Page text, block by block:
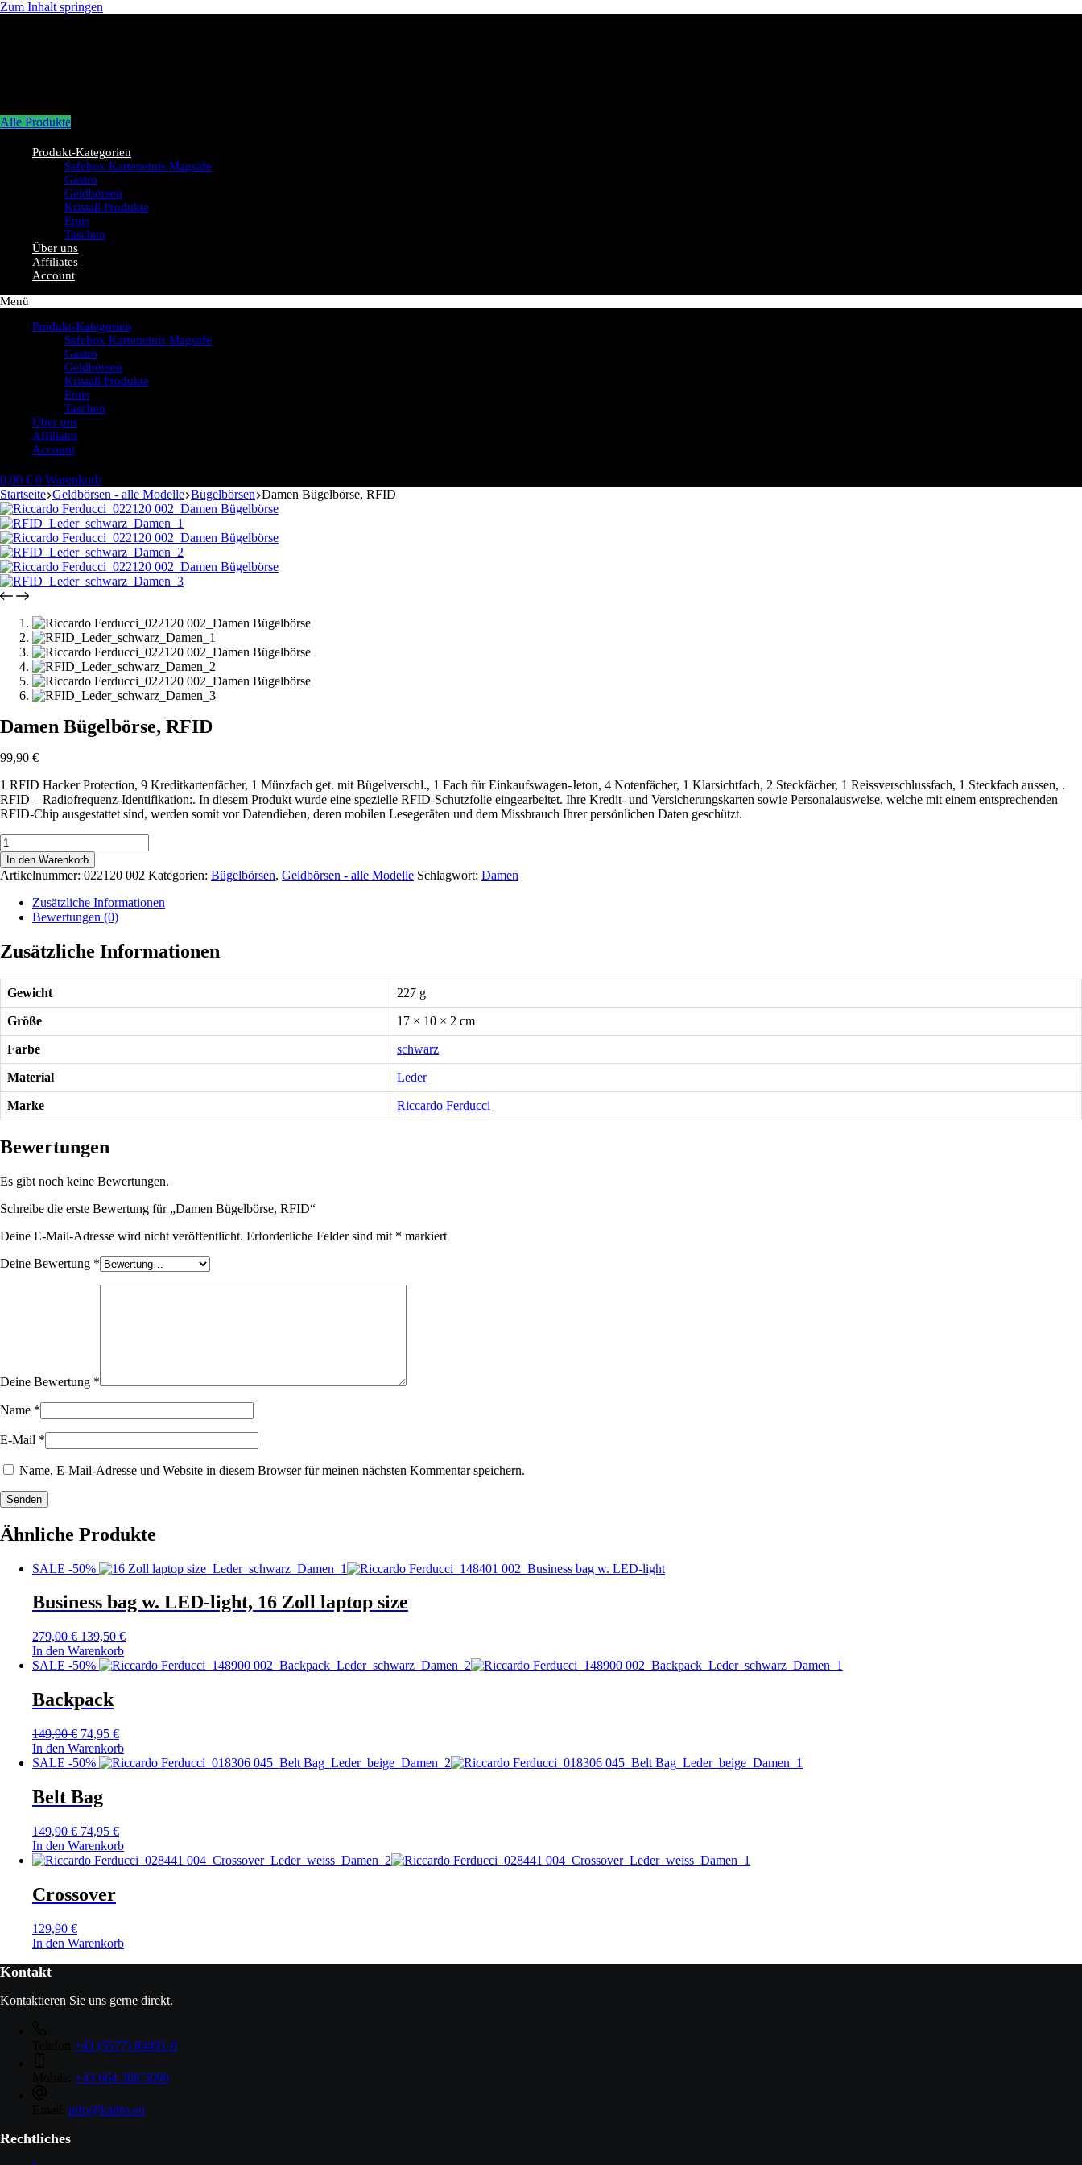
Zum Inhalt springen
Alle Produkte
Produkt-Kategorien
Safebox Kartenetuis Magsafe
Gastro
Geldbörsen
Kristall Produkte
Etuis
Taschen
Über uns
Affiliates
Account
Menü
Produkt-Kategorien
Safebox Kartenetuis Magsafe
Gastro
Geldbörsen
Kristall Produkte
Etuis
Taschen
Über uns
Affiliates
Account
0,00 € 0 Warenkorb
Startseite Geldbörsen - alle Modelle Bügelbörsen Damen Bügelbörse, RFID
Damen Bügelbörse, RFID
99,90 €
1 RFID Hacker Protection, 9 Kreditkartenfächer, 1 Münzfach get. mit Bügelverschl., 1 Fach für Einkaufswagen-Jeton, 4 Notenfächer, 1 Klarsichtfach, 2 Steckfächer, 1 Reissverschlussfach, 1 Steckfach aussen, .
RFID – Radiofrequenz-Identifikation:. In diesem Produkt wurde eine spezielle RFID-Schutzfolie eingearbeitet. Ihre Kredit- und Versicherungskarten sowie Personalausweise, welche mit einem entsprechenden
RFID-Chip ausgestattet sind, werden somit vor Datendieben, deren mobilen Lesegeräten und dem Missbrauch Ihrer persönlichen Daten geschützt.
Damen
Bügelbörse,
RFID
Menge
In den Warenkorb
Artikelnummer: 022120 002 Kategorien: Bügelbörsen, Geldbörsen - alle Modelle Schlagwort: Damen
Zusätzliche Informationen
Bewertungen (0)
Zusätzliche Informationen
Gewicht 227 g
Größe 17 × 10 × 2 cm
Farbe schwarz
Material Leder
Marke Riccardo Ferducci
Bewertungen
Es gibt noch keine Bewertungen.
Schreibe die erste Bewertung für „Damen Bügelbörse, RFID“
Deine E-Mail-Adresse wird nicht veröffentlicht. Erforderliche Felder sind mit * markiert
Deine Bewertung *
Deine Bewertung *
Name *
E-Mail *
Name, E-Mail-Adresse und Website in diesem Browser für meinen nächsten Kommentar speichern.
Senden
Ähnliche Produkte
SALE -50%
Business bag w. LED-light, 16 Zoll laptop size
279,00€ 139,50 €
In den Warenkorb
SALE -50%
Backpack
149,90€ 74,95 €
In den Warenkorb
SALE -50%
Belt Bag
149,90€ 74,95 €
In den Warenkorb
Crossover
129,90 €
In den Warenkorb
Kontakt
Kontaktieren Sie uns gerne direkt.
+43 (5577) 84491-0
+43 664 308 5098
info@kadro.eu
Rechtliches